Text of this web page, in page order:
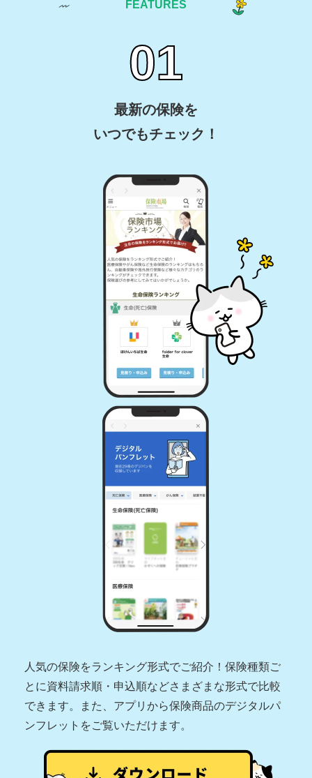
FEATURES
最新の保険を
いつでもチェック！
人気の保険をランキング形式でご紹介！保険種類ご
とに資料請求順・申込順などさまざまな形式で比較
できます。また、アプリから保険商品のデジタルパ
ンフレットをご覧いただけます。